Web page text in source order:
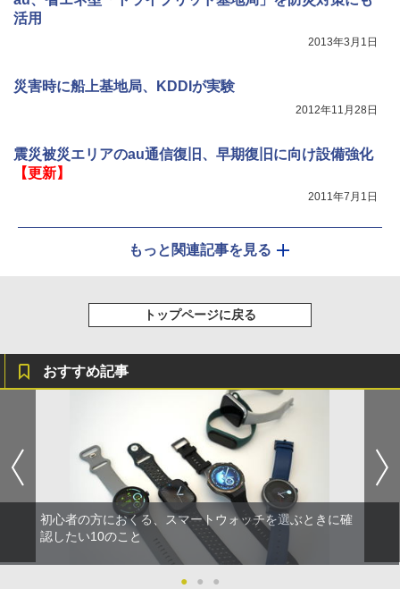
活用
2013年3月1日
災害時に船上基地局、KDDIが実験
2012年11月28日
震災被災エリアのau通信復旧、早期復旧に向け設備強化
【更新】
2011年7月1日
もっと関連記事を見る
トップページに戻る
おすすめ記事
初心者の方におくる、スマートウォッチを選ぶときに確
認したい10のこと
● ● ●